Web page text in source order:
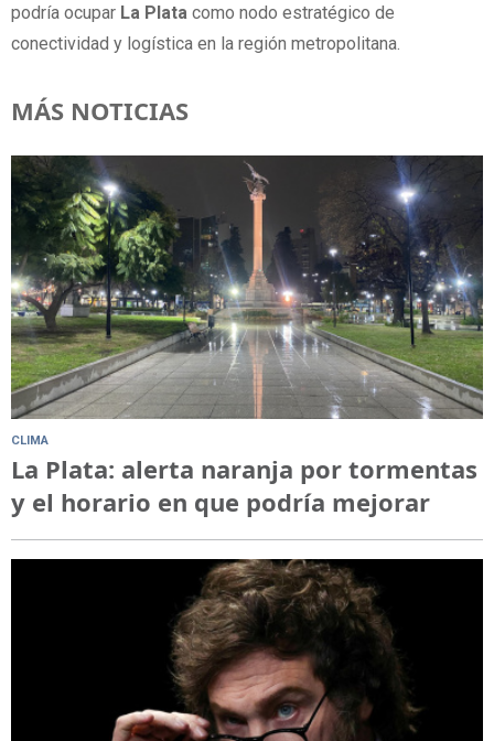
podría ocupar La Plata como nodo estratégico de
conectividad y logística en la región metropolitana.
MÁS NOTICIAS
CLIMA
La Plata: alerta naranja por tormentas
y el horario en que podría mejorar